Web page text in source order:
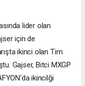
lider olan
için de
ikinci olan Tim
Gajser, Bitci MXGP
ikincilği